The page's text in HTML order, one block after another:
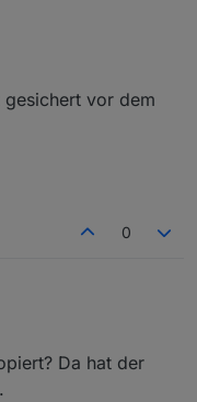
habe ich
prüfen.
vor dem
0
Da hat der